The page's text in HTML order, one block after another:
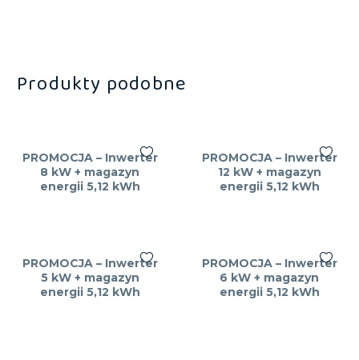
Produkty podobne
PROMOCJA – Inwerter
8 kW + magazyn
energii 5,12 kWh
PROMOCJA – Inwerter
12 kW + magazyn
energii 5,12 kWh
PROMOCJA – Inwerter
5 kW + magazyn
energii 5,12 kWh
PROMOCJA – Inwerter
6 kW + magazyn
energii 5,12 kWh